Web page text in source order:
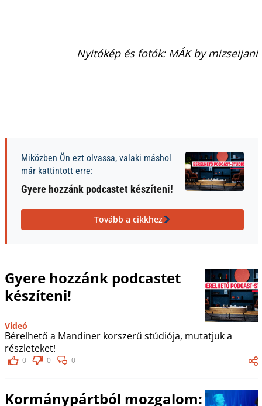
Nyitókép és fotók: MÁK by mizseijani
Miközben Ön ezt olvassa, valaki máshol
már kattintott erre:
Gyere hozzánk podcastet készíteni!
Tovább a cikkhez
Gyere hozzánk podcastet
készíteni!
Videó
Bérelhető a Mandiner korszerű stúdiója, mutatjuk a
részleteket!
0 0 0
Kormánypártból mozgalom: